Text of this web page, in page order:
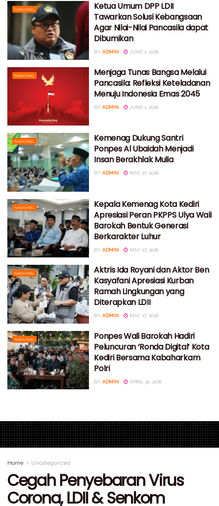
NASIONAL
Ketua Umum DPP LDII
Tawarkan Solusi Kebangsaan
Agar Nilai-Nilai Pancasila dapat
Dibumikan
BY ADMIN JUNE 1, 2026
NASIONAL
Menjaga Tunas Bangsa Melalui
Pancasila: Refleksi Keteladanan
Menuju Indonesia Emas 2045
BY ADMIN JUNE 1, 2026
NASIONAL
Kemenag Dukung Santri
Ponpes Al Ubaidah Menjadi
Insan Berakhlak Mulia
BY ADMIN MAY 27, 2026
NASIONAL
Kepala Kemenag Kota Kediri
Apresiasi Peran PKPPS Ulya Wali
Barokah Bentuk Generasi
Berkarakter Luhur
BY ADMIN MAY 27, 2026
NASIONAL
Aktris Ida Royani dan Aktor Ben
Kasyafani Apresiasi Kurban
Ramah Lingkungan yang
Diterapkan LDII
BY ADMIN MAY 27, 2026
NASIONAL
Ponpes Wali Barokah Hadiri
Peluncuran ‘Ronda Digital’ Kota
Kediri Bersama Kabaharkam
Polri
BY ADMIN APRIL 30, 2026
Home Uncategorized
Cegah Penyebaran Virus
Corona, LDII & Senkom